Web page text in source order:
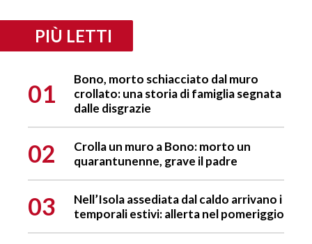
PIÙ LETTI
01
Bono, morto schiacciato dal muro
crollato: una storia di famiglia segnata
dalle disgrazie
02
Crolla un muro a Bono: morto un
quarantunenne, grave il padre
03
Nell’Isola assediata dal caldo arrivano i
temporali estivi: allerta nel pomeriggio